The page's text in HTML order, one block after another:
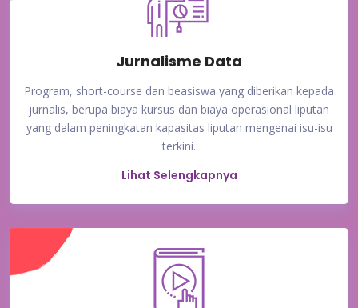
Jurnalisme Data
Program, short-course dan beasiswa yang diberikan kepada
jurnalis, berupa biaya kursus dan biaya operasional liputan
yang dalam peningkatan kapasitas liputan mengenai isu-isu
terkini.
Lihat Selengkapnya